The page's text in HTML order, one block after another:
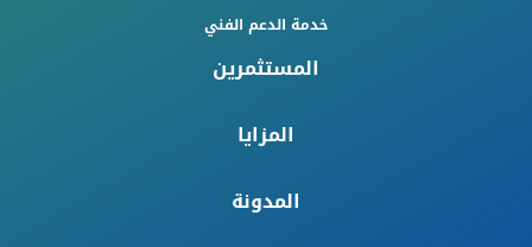
خدمة الدعم الفني
المستثمرين
المزايا
المدونة